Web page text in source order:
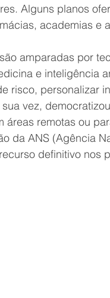
Alguns planos
academias e
amparadas por
e inteligência
risco, personalizar
vez,
áreas remotas ou
da ANS (Agência
definitivo nos